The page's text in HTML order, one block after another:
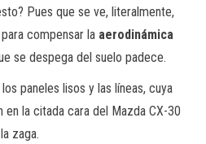
Pues que se ve, literalmente,
compensar la aerodinámica
se despega del suelo padece.
paneles lisos y las líneas, cuya
en la citada cara del Mazda CX-30
zaga.